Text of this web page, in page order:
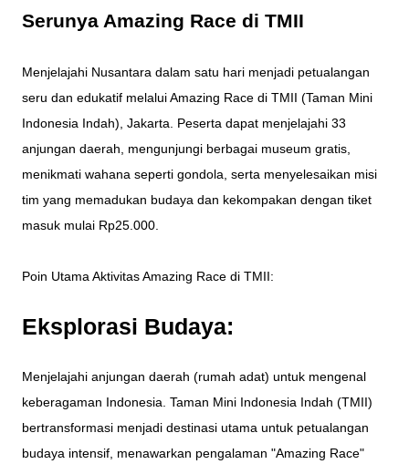
Serunya Amazing Race di TMII
Menjelajahi Nusantara dalam satu hari menjadi petualangan
seru dan edukatif melalui Amazing Race di TMII (Taman Mini
Indonesia Indah), Jakarta. Peserta dapat menjelajahi 33
anjungan daerah, mengunjungi berbagai museum gratis,
menikmati wahana seperti gondola, serta menyelesaikan misi
tim yang memadukan budaya dan kekompakan dengan tiket
masuk mulai Rp25.000.
Poin Utama Aktivitas Amazing Race di TMII:
Eksplorasi Budaya:
Menjelajahi anjungan daerah (rumah adat) untuk mengenal
keberagaman Indonesia. Taman Mini Indonesia Indah (TMII)
bertransformasi menjadi destinasi utama untuk petualangan
budaya intensif, menawarkan pengalaman "Amazing Race"